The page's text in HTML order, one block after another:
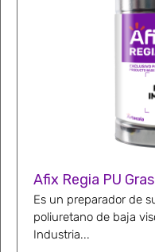
Afix Regia PU
Es un preparador de
poliuretano de baja
Industria...